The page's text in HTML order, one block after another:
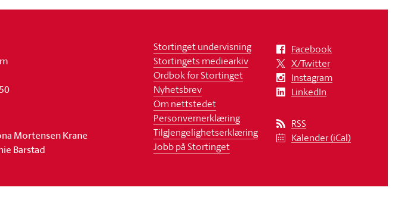
Mortensen Krane
Barstad
Stortinget undervisning
Stortingets mediearkiv
Ordbok for Stortinget
Nyhetsbrev
Om nettstedet
Personvernerklæring
Tilgjengelighetserklæring
Jobb på Stortinget
Facebook
X/Twitter
Instagram
LinkedIn
RSS
Kalender (iCal)